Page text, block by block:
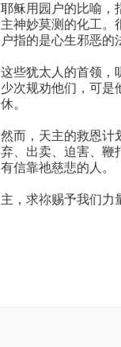
耶稣用园户的比喻，
主神妙莫测的化工。
户指的是心生邪恶的
这些犹太人的首领，
少次规劝他们，可是
休。
然而，天主的救恩计
弃、出卖、迫害、鞭
有信靠祂慈悲的人。
主，求祢赐予我们力